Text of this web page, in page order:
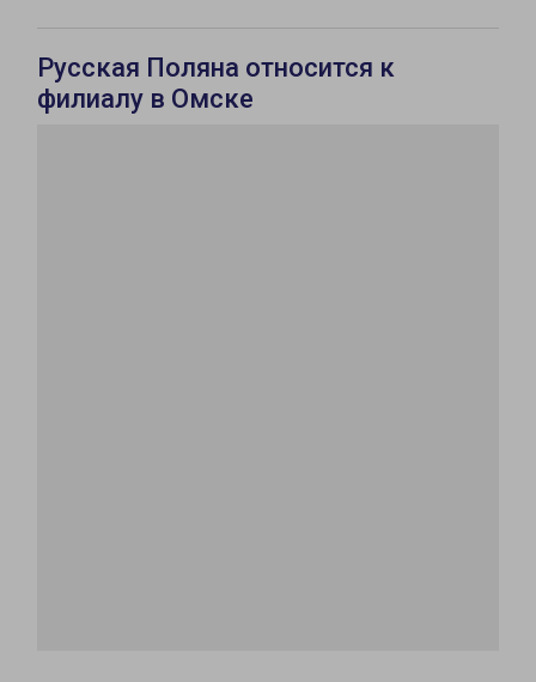
Русская Поляна относится к
филиалу в Омске